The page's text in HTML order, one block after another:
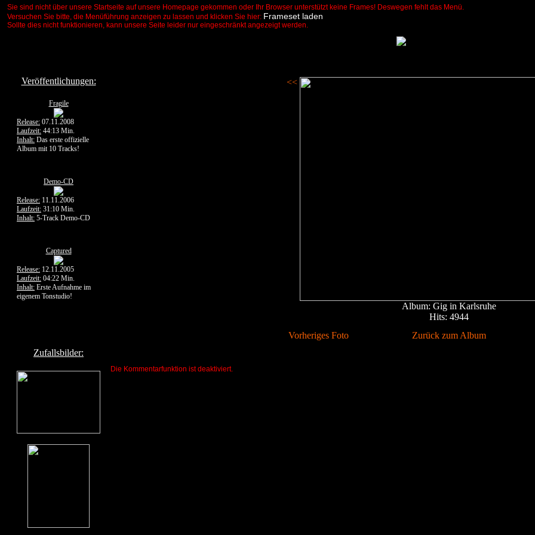
Sie sind nicht über unsere Startseite auf unsere Homepage gekommen oder Ihr Browser unterstützt keine Frames! Deswegen fehlt das Menü.
Versuchen Sie bitte, die Menüführung anzeigen zu lassen und klicken Sie hier: Frameset laden
Sollte dies nicht funktionieren, kann unsere Seite leider nur eingeschränkt angezeigt werden.
Veröffentlichungen:
Fragile
Release: 07.11.2008
Laufzeit: 44:13 Min.
Inhalt: Das erste offizielle
Album mit 10 Tracks!
Demo-CD
Release: 11.11.2006
Laufzeit: 31:10 Min.
Inhalt: 5-Track Demo-CD
Captured
Release: 12.11.2005
Laufzeit: 04:22 Min.
Inhalt: Erste Aufnahme im
eigenem Tonstudio!
Zufallsbilder:
<<
Album: Gig in Karlsruhe
Hits: 4944
Vorheriges Foto
Zurück zum Album
Die Kommentarfunktion ist deaktiviert.